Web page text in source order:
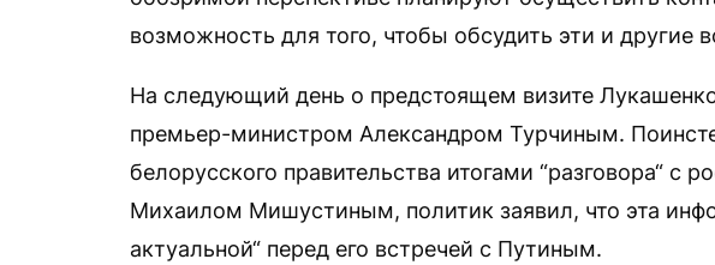
возможность для того, чтобы обсудить эти и другие
На следующий день о предстоящем визите
премьер-министром Александром Турчиным.
белорусского правительства итогами “разговора“ с
Михаилом Мишустиным, политик заявил, что эта
актуальной“ перед его встречей с Путиным.